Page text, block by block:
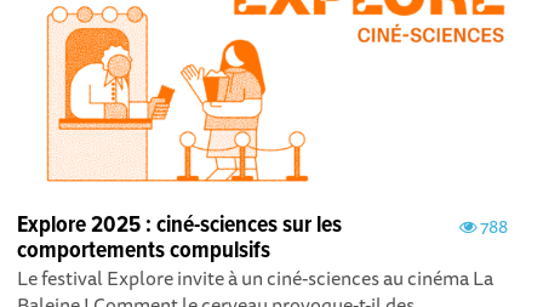
788
Explore 2025 : ciné-sciences sur les
comportements compulsifs
Le festival Explore invite à un ciné-sciences au cinéma La